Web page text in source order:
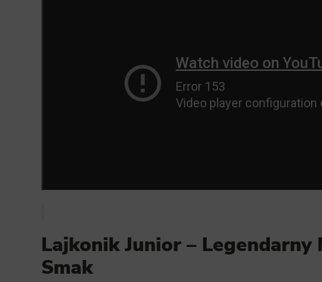
Scope
Lajkonik Junior –
Smak